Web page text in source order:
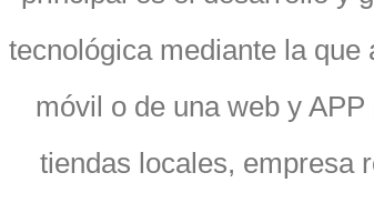
tecnológica mediante la que
móvil o de una web y
tiendas locales, empresa